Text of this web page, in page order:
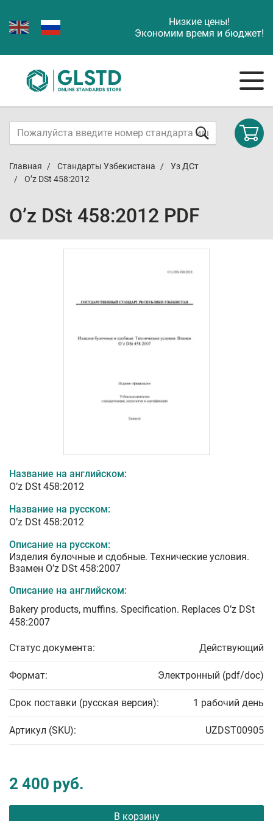
Низкие цены!
Экономим время и бюджет!
Главная Стандарты Узбекистана
Уз ДСт
O’z DSt 458:2012
O’z DSt 458:2012 PDF
Название на английском:
O’z DSt 458:2012
Название на русском:
O’z DSt 458:2012
Описание на русском:
Изделия булочные и сдобные. Технические условия.
Взамен O’z DSt 458:2007
Описание на английском:
Bakery products, muffins. Specification. Replaces O’z DSt
458:2007
Статус документа: Действующий
Формат: Электронный (pdf/doc)
Срок поставки (русская версия): 1 рабочий день
Артикул (SKU): UZDST00905
2 400 руб.
В корзину